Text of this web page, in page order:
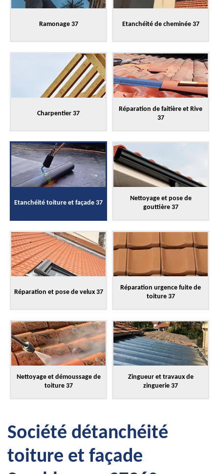
Ramonage 37 Etanchéité de cheminée 37
Charpentier 37
Réparation de faitière et Rive
37
Etanchéité toiture et façade 37
Nettoyage et pose de
gouttière 37
Réparation et pose de velux 37
Réparation urgence fuite de
toiture 37
Nettoyage et démoussage de
toiture 37
Zingueur et travaux de
zinguerie 37
Société détanchéité
toiture et façade